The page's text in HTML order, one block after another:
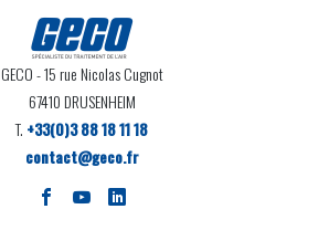
GECO- 15 rue Nicolas Cugnot
67410 DRUSENHEIM
T. +33(0)3 88 18 11 18
contact@geco.fr